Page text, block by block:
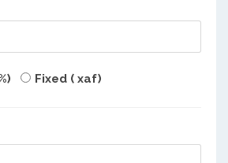
Fixed ( xaf)